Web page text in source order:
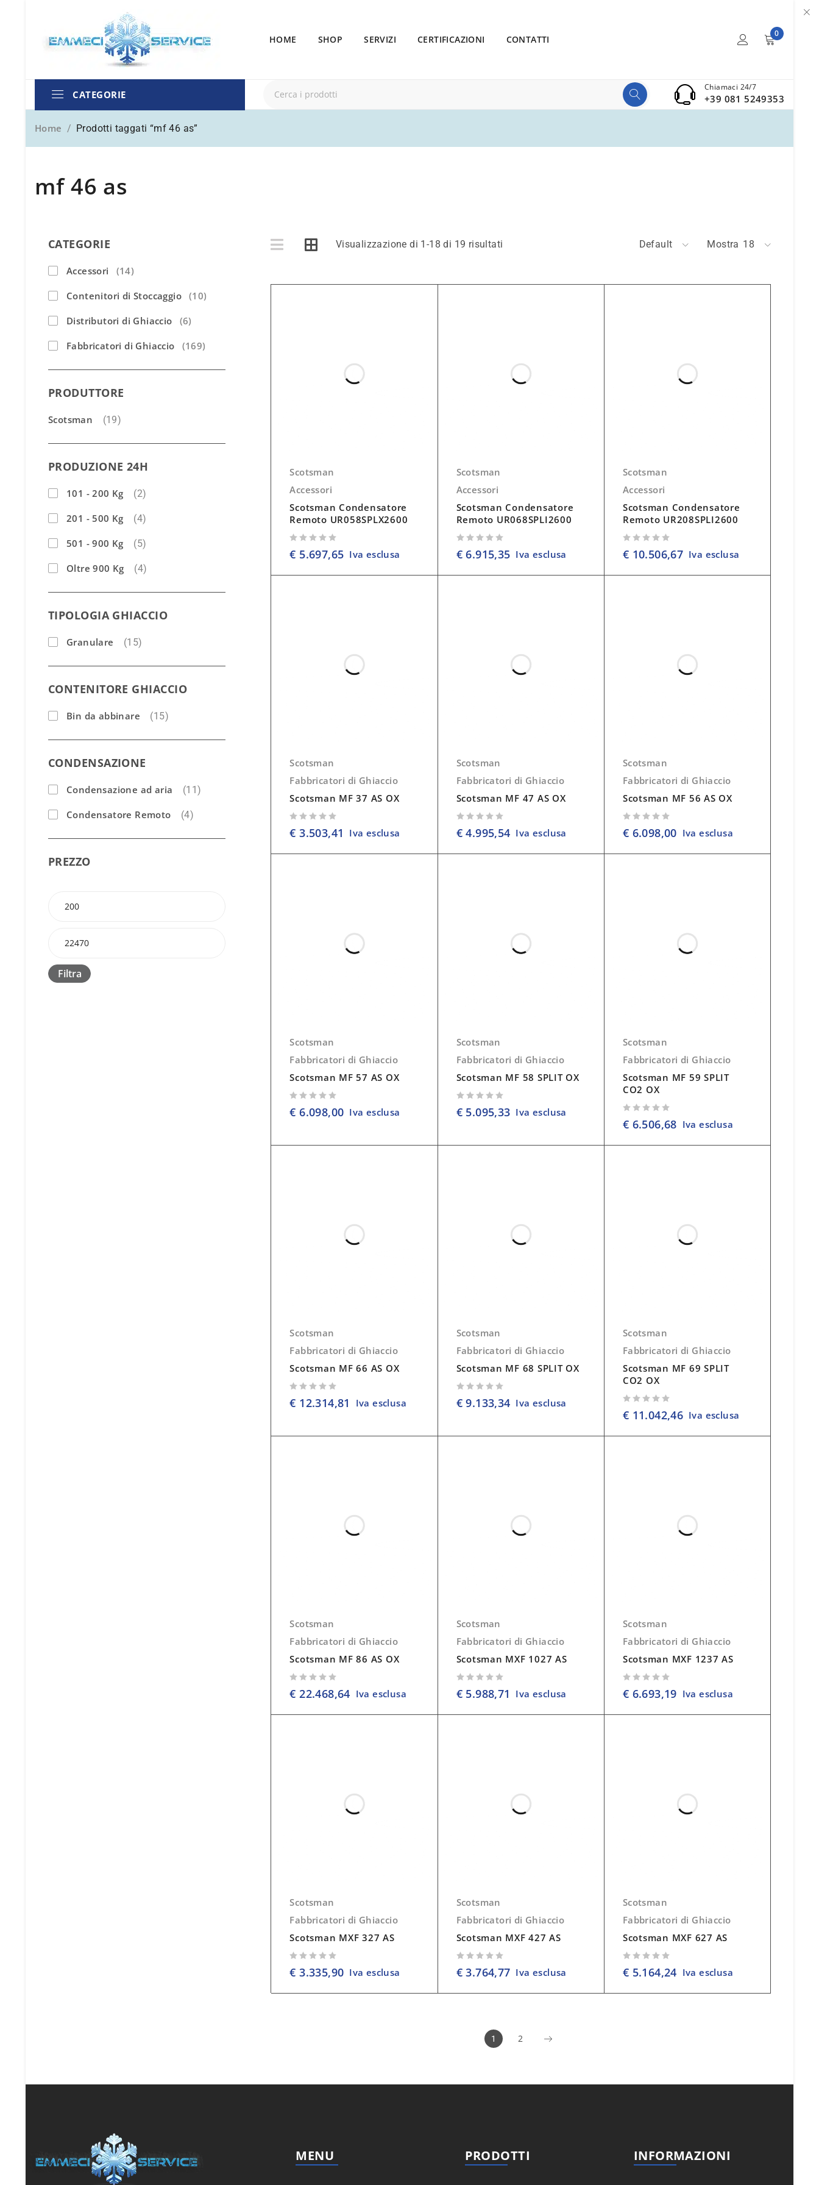
HOME SHOP SERVIZI CERTIFICAZIONI CONTATTI
0
CATEGORIE
Chiamaci 24/7
+39 081 5249353
mf 46 as
Home / Prodotti taggati “mf 46 as”
CATEGORIE
Accessori (14)
Contenitori di Stoccaggio (10)
Distributori di Ghiaccio (6)
Fabbricatori di Ghiaccio (169)
PRODUTTORE
Scotsman (19)
PRODUZIONE 24H
101 - 200 Kg (2)
201 - 500 Kg (4)
501 - 900 Kg (5)
Oltre 900 Kg (4)
TIPOLOGIA GHIACCIO
Granulare (15)
CONTENITORE GHIACCIO
Bin da abbinare (15)
CONDENSAZIONE
Condensazione ad aria (11)
Condensatore Remoto (4)
PREZZO
Filtra
Visualizzazione di 1-18 di 19 risultati Default Mostra 18
Scotsman
Accessori
Scotsman Condensatore
Remoto UR058SPLX2600
€ 5.697,65 Iva esclusa
Scotsman
Accessori
Scotsman Condensatore
Remoto UR068SPLI2600
€6.915,35 Iva esclusa
Scotsman
Accessori
Scotsman Condensatore
Remoto UR208SPLI2600
€ 10.506,67 Iva esclusa
Scotsman
Fabbricatori di Ghiaccio
Scotsman MF 37 AS OX
€ 3.503,41 Iva esclusa
Scotsman
Fabbricatori di Ghiaccio
Scotsman MF 47 AS OX
€4.995,54 Iva esclusa
Scotsman
Fabbricatori di Ghiaccio
Scotsman MF 56 AS OX
€ 6.098,00 Iva esclusa
Scotsman
Fabbricatori di Ghiaccio
Scotsman MF 57 AS OX
€ 6.098,00 Iva esclusa
Scotsman
Fabbricatori di Ghiaccio
Scotsman MF 58 SPLIT OX
€5.095,33 Iva esclusa
Scotsman
Fabbricatori di Ghiaccio
Scotsman MF 59 SPLIT
CO2 OX
€ 6.506,68 Iva esclusa
Scotsman
Fabbricatori di Ghiaccio
Scotsman MF 66 AS OX
€ 12.314,81 Iva esclusa
Scotsman
Fabbricatori di Ghiaccio
Scotsman MF 68 SPLIT OX
€9.133,34 Iva esclusa
Scotsman
Fabbricatori di Ghiaccio
Scotsman MF 69 SPLIT
CO2 OX
€ 11.042,46 Iva esclusa
Scotsman
Fabbricatori di Ghiaccio
Scotsman MF 86 AS OX
€ 22.468,64 Iva esclusa
Scotsman
Fabbricatori di Ghiaccio
Scotsman MXF 1027 AS
€5.988,71 Iva esclusa
Scotsman
Fabbricatori di Ghiaccio
Scotsman MXF 1237 AS
€ 6.693,19 Iva esclusa
Scotsman
Fabbricatori di Ghiaccio
Scotsman MXF 327 AS
€ 3.335,90 Iva esclusa
Scotsman
Fabbricatori di Ghiaccio
Scotsman MXF 427 AS
€3.764,77 Iva esclusa
Scotsman
Fabbricatori di Ghiaccio
Scotsman MXF 627 AS
€ 5.164,24 Iva esclusa
1 2
MENU PRODOTTI INFORMAZIONI